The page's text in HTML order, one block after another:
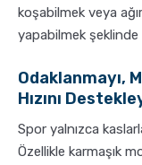
koşabilmek veya
yapabilmek şeklinde
Odaklanmayı,
Hızını
Spor yalnızca
Özellikle karmaşık